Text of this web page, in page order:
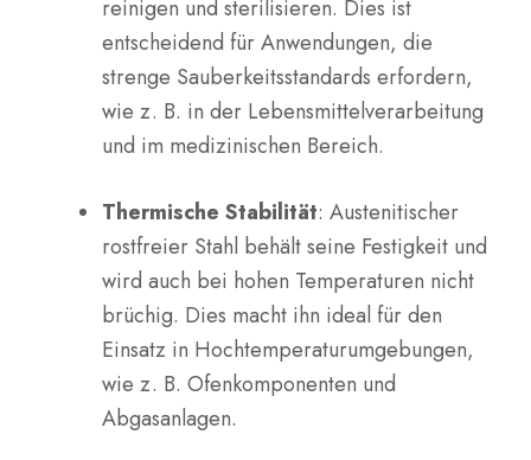
reinigen und sterilisieren. Dies ist
entscheidend für Anwendungen, die
strenge Sauberkeitsstandards erfordern,
wie z. B. in der Lebensmittelverarbeitung
und im medizinischen Bereich.
Thermische Stabilität: Austenitischer
rostfreier Stahl behält seine Festigkeit und
wird auch bei hohen Temperaturen nicht
brüchig. Dies macht ihn ideal für den
Einsatz in Hochtemperaturumgebungen,
wie z. B. Ofenkomponenten und
Abgasanlagen.